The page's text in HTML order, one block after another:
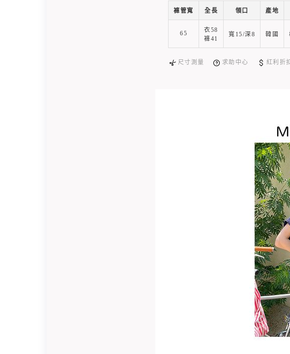
褲管寬 全長 領口 產地
65
衣58
褲41
寬15/深8 韓國
尺寸測量 求助中心 紅利折